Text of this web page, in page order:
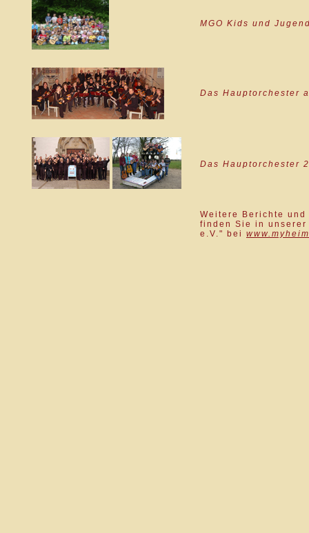
MGO Kids und
Das Hauptorchester
Das Hauptorchester
Weitere Berichte
finden Sie in unserer
e.V." bei